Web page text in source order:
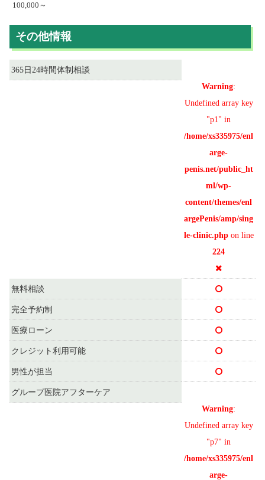
100,000～
その他情報
365日24時間体制相談
Warning:
Undefined array key
"p1" in
/home/xs335975/enl
arge-
penis.net/public_ht
ml/wp-
content/themes/enl
argePenis/amp/sing
le-clinic.phpon line
224
無料相談
完全予約制
医療ローン
クレジット利用可能
男性が担当
グループ医院アフターケア
Warning:
Undefined array key
"p7" in
/home/xs335975/enl
arge-